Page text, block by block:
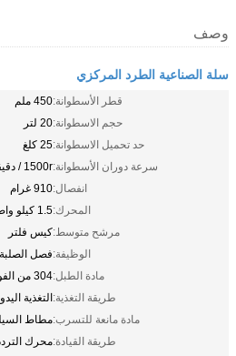
وصف
سلة الصناعية الطرد المركزي
قطر الأسطوانة:450 ملم
حجم الاسطوانة:20 لتر
حد تحميل الاسطوانة:25 كلغ
سرعة دوران الأسطوانة:1500r / دقيقة
انفصال:910 غرام
المحرك:1.5 كيلو واط
مرشح متوسط:كيس فلتر
الوظيفة:فصل الصلبة
مادة الطبل:304 من الفولاذ المقاوم للصدأ
طريقة التغذية:التغذية
مادة مانعة للتسرب:مطاط
طريقة القيادة:محرك